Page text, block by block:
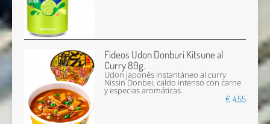
Fideos Udon Donburi Kitsune al
Curry 89g.
Udon japonés instantáneo al curry
Nissin Donbei, caldo intenso con carne
y especias aromáticas.
€ 4,55